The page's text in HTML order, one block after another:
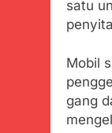
satu
Mobil
gang